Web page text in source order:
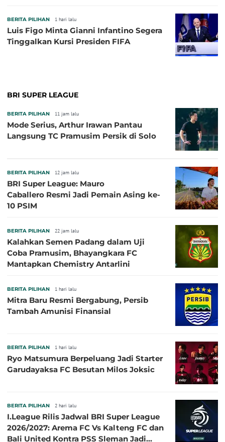
BERITA PILIHAN 1 hari lalu
Luis Figo Minta Gianni Infantino Segera
Tinggalkan Kursi Presiden FIFA
BRI SUPER LEAGUE
BERITA PILIHAN 11 jam lalu
Mode Serius, Arthur Irawan Pantau
Langsung TC Pramusim Persik di Solo
BERITA PILIHAN 12 jam lalu
BRI Super League: Mauro
Caballero Resmi Jadi Pemain Asing ke-
10 PSIM
BERITA PILIHAN 22 jam lalu
Kalahkan Semen Padang dalam Uji
Coba Pramusim, Bhayangkara FC
Mantapkan Chemistry Antarlini
BERITA PILIHAN 1 hari lalu
Mitra Baru Resmi Bergabung, Persib
Tambah Amunisi Finansial
BERITA PILIHAN 1 hari lalu
Ryo Matsumura Berpeluang Jadi Starter
Garudayaksa FC Besutan Milos Joksic
BERITA PILIHAN 2 hari lalu
I.League Rilis Jadwal BRI Super League
2026/2027: Arema FC Vs Kalteng FC dan
Bali United Kontra PSS Sleman Jadi